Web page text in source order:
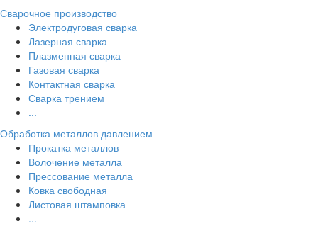
Сварочное производство
Электродуговая сварка
Лазерная сварка
Плазменная сварка
Газовая сварка
Контактная сварка
Сварка трением
...
Обработка металлов давлением
Прокатка металлов
Волочение металла
Прессование металла
Ковка свободная
Листовая штамповка
...